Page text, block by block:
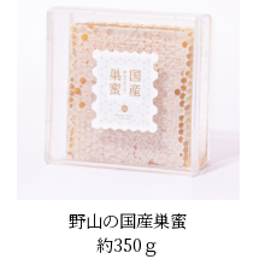
野山の国産巣蜜
約350ｇ